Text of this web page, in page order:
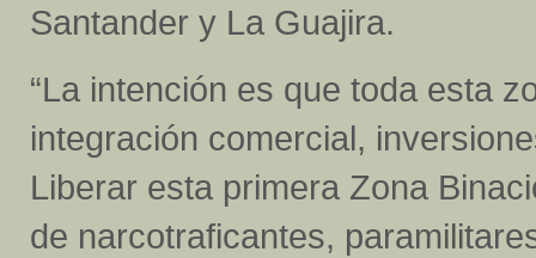
Santander y La Guajira.
“La intención es que toda esta
integración comercial,
Liberar esta primera Zona
de narcotraficantes,